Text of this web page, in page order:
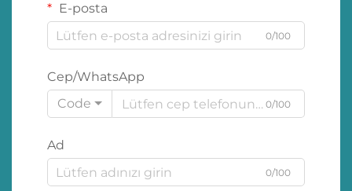
E-posta
0/100
Cep/WhatsApp
Code
0/100
Ad
0/100